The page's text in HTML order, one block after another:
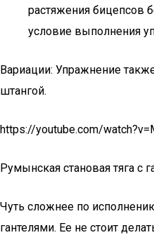
растяжения бицепсов
условие выполнения
Вариации: Упражнение
штангой.
https://youtube.com/
Румынская становая тяга с
Чуть сложнее по
гантелями. Ее не стоит